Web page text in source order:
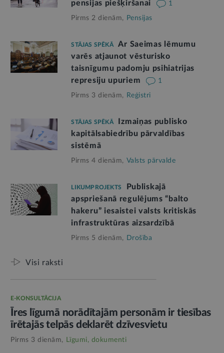
pensijas piešķiršanai
1
Pirms 2 dienām, Pensijas
STĀJAS SPĒKĀ
Ar Saeimas lēmumu
varēs atjaunot vēsturisko
taisnīgumu padomju psihiatrijas
represiju upuriem
1
Pirms 3 dienām, Reģistri
STĀJAS SPĒKĀ
Izmaiņas publisko
kapitālsabiedrību pārvaldības
sistēmā
Pirms 4 dienām, Valsts pārvalde
LIKUMPROJEKTS
Publiskajā
apspriešanā regulējums “balto
hakeru” iesaistei valsts kritiskās
infrastruktūras aizsardzībā
Pirms 5 dienām, Drošība
Visi raksti
E-KONSULTĀCIJA
Īres līgumā norādītajām personām ir tiesības
īrētajās telpās deklarēt dzīvesvietu
Pirms 3 dienām, Līgumi, dokumenti